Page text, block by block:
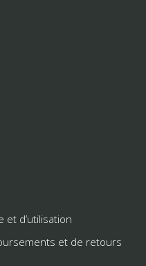
d’utilisation
et de retours